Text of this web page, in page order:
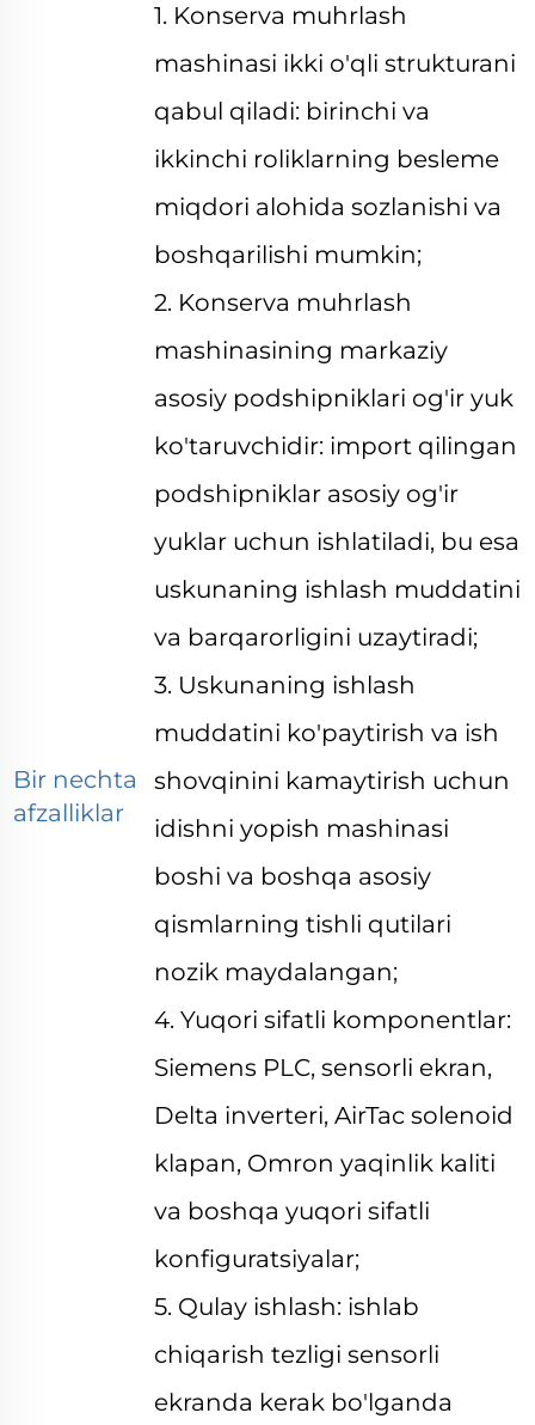
Bir nechta
afzalliklar
1. Konserva muhrlash
mashinasi ikki o'qli strukturani
qabul qiladi: birinchi va
ikkinchi roliklarning besleme
miqdori alohida sozlanishi va
boshqarilishi mumkin;
2. Konserva muhrlash
mashinasining markaziy
asosiy podshipniklari og'ir yuk
ko'taruvchidir: import qilingan
podshipniklar asosiy og'ir
yuklar uchun ishlatiladi, bu esa
uskunaning ishlash muddatini
va barqarorligini uzaytiradi;
3. Uskunaning ishlash
muddatini ko'paytirish va ish
shovqinini kamaytirish uchun
idishni yopish mashinasi
boshi va boshqa asosiy
qismlarning tishli qutilari
nozik maydalangan;
4. Yuqori sifatli komponentlar:
Siemens PLC, sensorli ekran,
Delta inverteri, AirTac solenoid
klapan, Omron yaqinlik kaliti
va boshqa yuqori sifatli
konfiguratsiyalar;
5. Qulay ishlash: ishlab
chiqarish tezligi sensorli
ekranda kerak bo'lganda